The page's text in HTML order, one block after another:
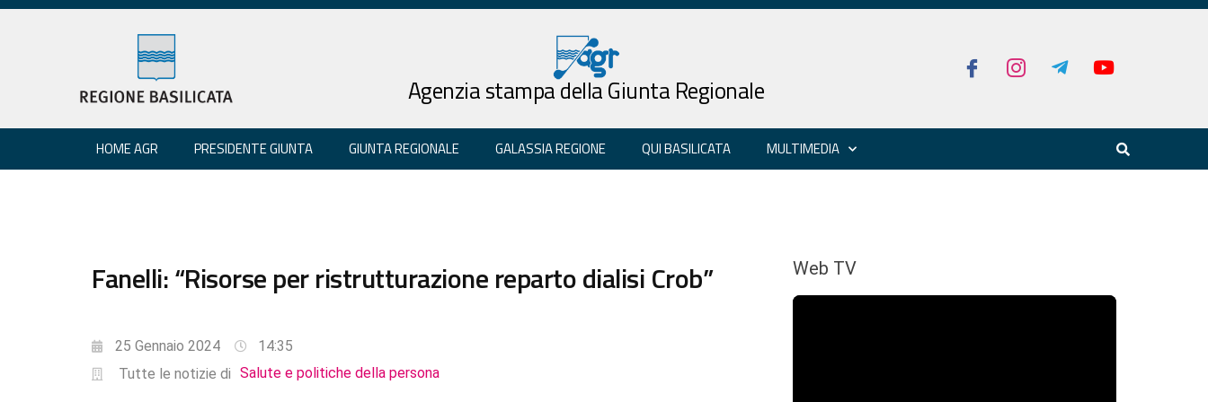
Agenzia stampa della Giunta Regionale
HOME AGR PRESIDENTE GIUNTA GIUNTA REGIONALE GALASSIA REGIONE QUI BASILICATA MULTIMEDIA
Fanelli: “Risorse per ristrutturazione reparto dialisi Crob”
25 Gennaio 2024
14:35
Tutte le notizie di Salute e politiche della persona
Web TV